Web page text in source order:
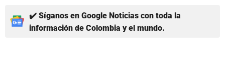
✔️ Síganos en Google Noticias con toda la
información de Colombia y el mundo.